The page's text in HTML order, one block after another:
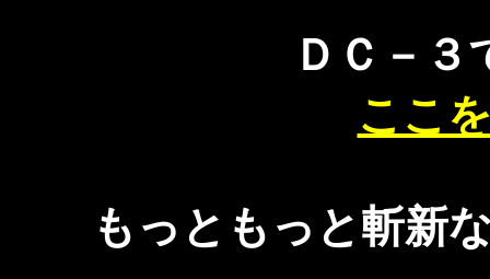
ＤＣ－３
ここ
もっともっと斬新